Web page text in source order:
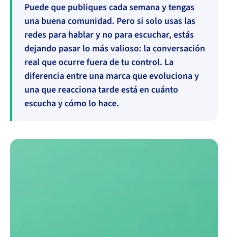
Puede que publiques cada semana y tengas
una buena comunidad. Pero si solo usas las
redes para hablar y no para escuchar, estás
dejando pasar lo más valioso: la conversación
real que ocurre fuera de tu control. La
diferencia entre una marca que evoluciona y
una que reacciona tarde está en cuánto
escucha y cómo lo hace.